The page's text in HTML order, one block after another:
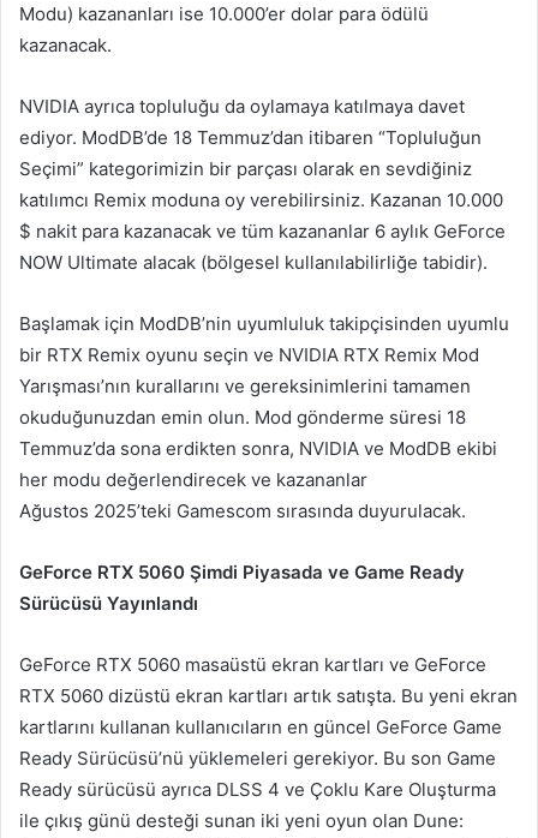
Modu) kazananları ise 10.000’er dolar para ödülü
kazanacak.
NVIDIA ayrıca topluluğu da oylamaya katılmaya davet
ediyor. ModDB’de 18 Temmuz’dan itibaren “Topluluğun
Seçimi” kategorimizin bir parçası olarak en sevdiğiniz
katılımcı Remix moduna oy verebilirsiniz. Kazanan 10.000
$ nakit para kazanacak ve tüm kazananlar 6 aylık GeForce
NOW Ultimate alacak (bölgesel kullanılabilirliğe tabidir).
Başlamak için ModDB’nin uyumluluk takipçisinden uyumlu
bir RTX Remix oyunu seçin ve NVIDIA RTX Remix Mod
Yarışması’nın kurallarını ve gereksinimlerini tamamen
okuduğunuzdan emin olun. Mod gönderme süresi 18
Temmuz’da sona erdikten sonra, NVIDIA ve ModDB ekibi
her modu değerlendirecek ve kazananlar
Ağustos 2025’teki Gamescom sırasında duyurulacak.
GeForce RTX 5060 Şimdi Piyasada ve Game Ready
Sürücüsü Yayınlandı
GeForce RTX 5060 masaüstü ekran kartları ve GeForce
RTX 5060 dizüstü ekran kartları artık satışta. Bu yeni ekran
kartlarını kullanan kullanıcıların en güncel GeForce Game
Ready Sürücüsü’nü yüklemeleri gerekiyor. Bu son Game
Ready sürücüsü ayrıca DLSS 4 ve Çoklu Kare Oluşturma
ile çıkış günü desteği sunan iki yeni oyun olan Dune: